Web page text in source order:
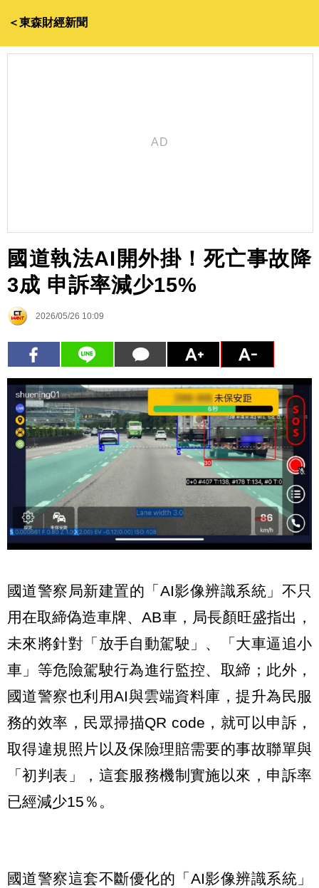
＜東森財經新聞
國道執法AI開外掛！死亡事故降
3成 申訴率減少15%
2026/05/26 10:09
國道警察局新建置的「AI影像辨識系統」不只
用在取締偽造車牌、AB車，局長顏旺盛指出，
未來將針對「放手自動駕駛」、「大車逼追小
車」等危險駕駛行為進行監控、取締；此外，
國道警察也利用AI與雲端資料庫，提升為民服
務的效率，民眾掃描QR code，就可以申訴，
取得違規照片以及保險理賠需要的事故聯單與
「初判表」，這套服務機制實施以來，申訴率
已經減少15％。
國道警察這套不斷優化的「AI影像辨識系統」